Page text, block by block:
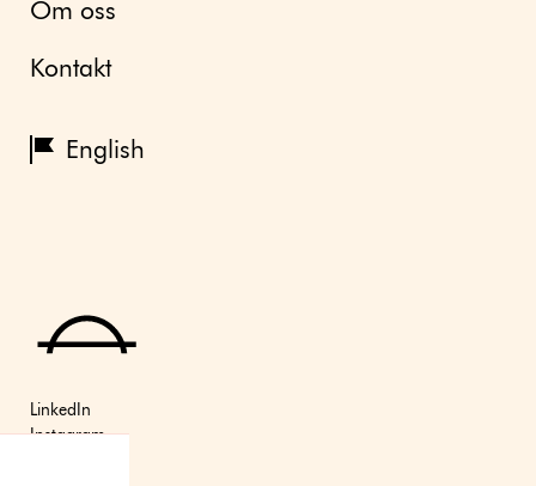
Om oss
Kontakt
English
LinkedIn
Instagram